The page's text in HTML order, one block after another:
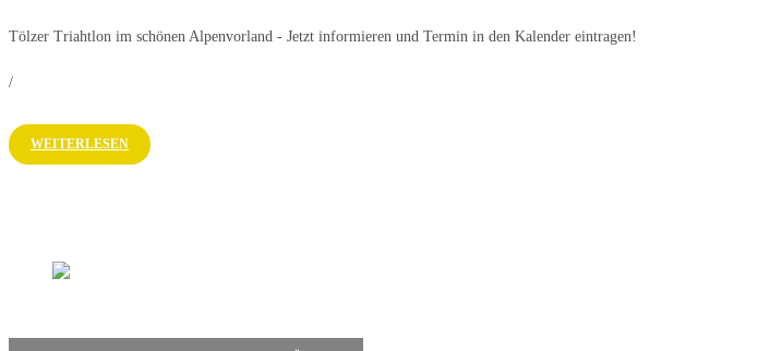
Tölzer Triahtlon im schönen Alpenvorland - Jetzt informieren und Termin in den Kalender eintragen!
/
WEITERLESEN